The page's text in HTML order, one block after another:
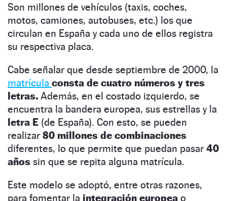
Son millones de vehículos (taxis, coches,
motos, camiones, autobuses, etc.) los que
circulan en España y cada uno de ellos registra
su respectiva placa.
Cabe señalar que desde septiembre de 2000, la
matrícula consta de cuatro números y tres
letras. Además, en el costado izquierdo, se
encuentra la bandera europea, sus estrellas y la
letra E (de España). Con esto, se pueden
realizar 80 millones de combinaciones
diferentes, lo que permite que puedan pasar 40
años sin que se repita alguna matrícula.
Este modelo se adoptó, entre otras razones,
para fomentar la integración europea o